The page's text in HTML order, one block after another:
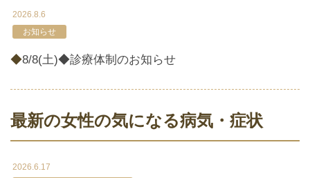
2026.8.6
お知らせ
◆8/8(土)◆診療体制のお知らせ
最新の女性の気になる病気・症状
2026.6.17